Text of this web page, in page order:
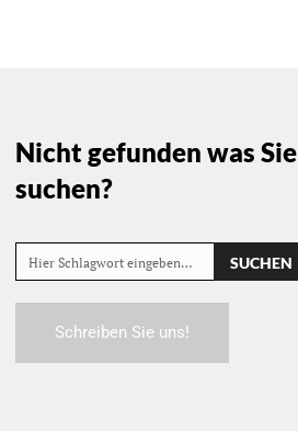
Nicht gefunden was Sie
suchen?
Hier Schlagwort eingeben… SUCHEN
Schreiben Sie uns!